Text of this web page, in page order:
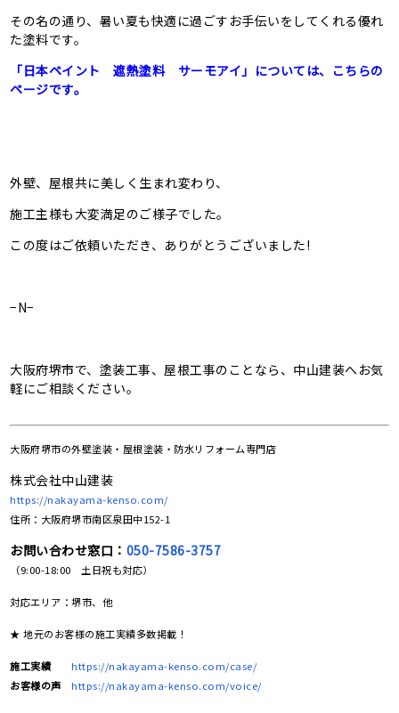
その名の通り、暑い夏も快適に過ごすお手伝いをしてくれる優れ
た塗料です。
「日本ペイント 遮熱塗料 サーモアイ」については、こちらの
ページです。
外壁、屋根共に美しく生まれ変わり、
施工主様も大変満足のご様子でした。
この度はご依頼いただき、ありがとうございました!
−N−
大阪府堺市で、塗装工事、屋根工事のことなら、中山建装へお気
軽にご相談ください。
大阪府堺市の外壁塗装・屋根塗装・防水リフォーム専門店
株式会社中山建装
https://nakayama-kenso.com/
住所：大阪府堺市南区泉田中152-1
お問い合わせ窓口： 050-7586-3757
（9:00-18:00 土日祝も対応）
対応エリア：堺市、他
★ 地元のお客様の施工実績多数掲載！
施工実績
https://nakayama-kenso.com/case/
お客様の声
https://nakayama-kenso.com/voice/